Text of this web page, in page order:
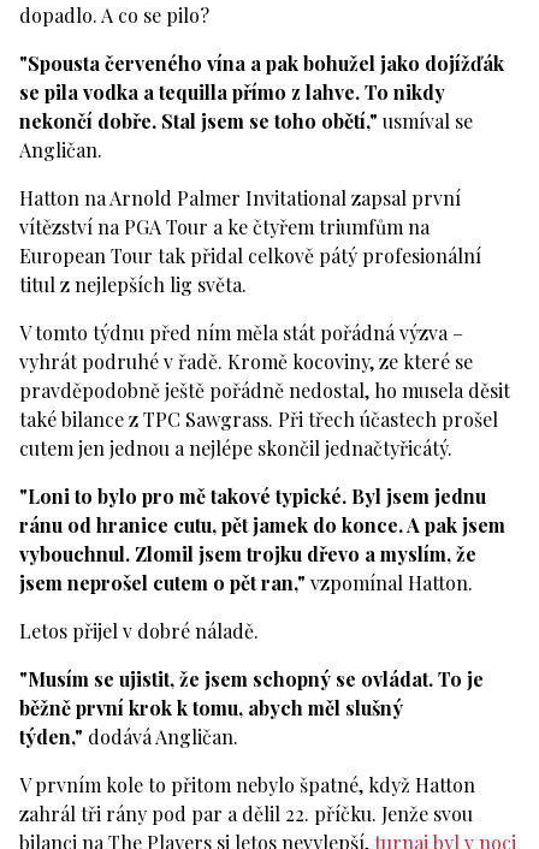
dopadlo. A co se pilo?
"Spousta červeného vína a pak bohužel jako dojížďák
se pila vodka a tequilla přímo z lahve. To nikdy
nekončí dobře. Stal jsem se toho obětí," usmíval se
Angličan.
Hatton na Arnold Palmer Invitational zapsal první
vítězství na PGA Tour a ke čtyřem triumfům na
European Tour tak přidal celkově pátý profesionální
titul z nejlepších lig světa.
V tomto týdnu před ním měla stát pořádná výzva –
vyhrát podruhé v řadě. Kromě kocoviny, ze které se
pravděpodobně ještě pořádně nedostal, ho musela děsit
také bilance z TPC Sawgrass. Při třech účastech prošel
cutem jen jednou a nejlépe skončil jednačtyřicátý.
"Loni to bylo pro mě takové typické. Byl jsem jednu
ránu od hranice cutu, pět jamek do konce. A pak jsem
vybouchnul. Zlomil jsem trojku dřevo a myslím, že
jsem neprošel cutem o pět ran," vzpomínal Hatton.
Letos přijel v dobré náladě.
"Musím se ujistit, že jsem schopný se ovládat. To je
běžně první krok k tomu, abych měl slušný
týden," dodává Angličan.
V prvním kole to přitom nebylo špatné, když Hatton
zahrál tři rány pod par a dělil 22. příčku. Jenže svou
bilanci na The Players si letos nevylepší,turnaj byl v noci